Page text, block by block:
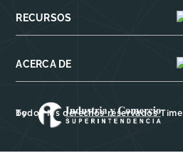
RECURSOS
ACERCA DE
Todos los derechos reservados Time Square 2022 Empowered by